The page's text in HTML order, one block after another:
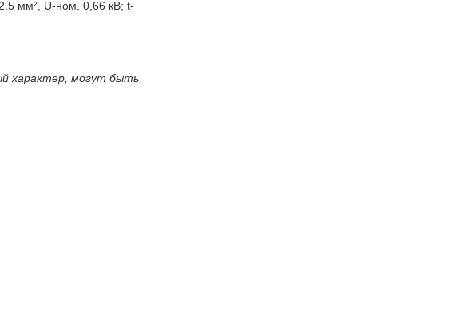
мм², U-ном. 0,66 кВ; t-
характер, могут быть